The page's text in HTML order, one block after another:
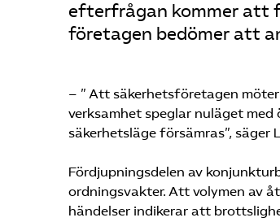
efterfrågan kommer att
företagen bedömer att
– ” Att säkerhetsföretagen
verksamhet speglar nuläget
säkerhetsläge försämras”,
Fördjupningsdelen av
ordningsvakter. Att volymen av
händelser indikerar att